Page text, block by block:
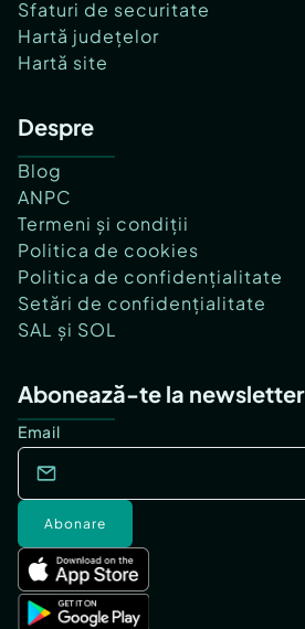
Sfaturi de securitate
Hartă județelor
Hartă site
Despre
Blog
ANPC
Termeni și condiții
Politica de cookies
Politica de confidențialitate
Setări de confidențialitate
SAL și SOL
Abonează-te la newsletter
Email
Abonare